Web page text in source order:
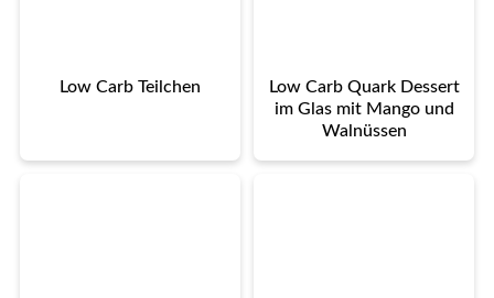
Low Carb Teilchen
Low Carb Quark Dessert
im Glas mit Mango und
Walnüssen